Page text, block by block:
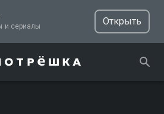
ТВ, фильмы и сериалы
Открыть